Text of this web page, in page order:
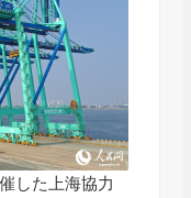
した上海協力